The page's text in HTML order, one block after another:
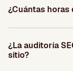
¿Cuántas
¿La auditoría
sitio?